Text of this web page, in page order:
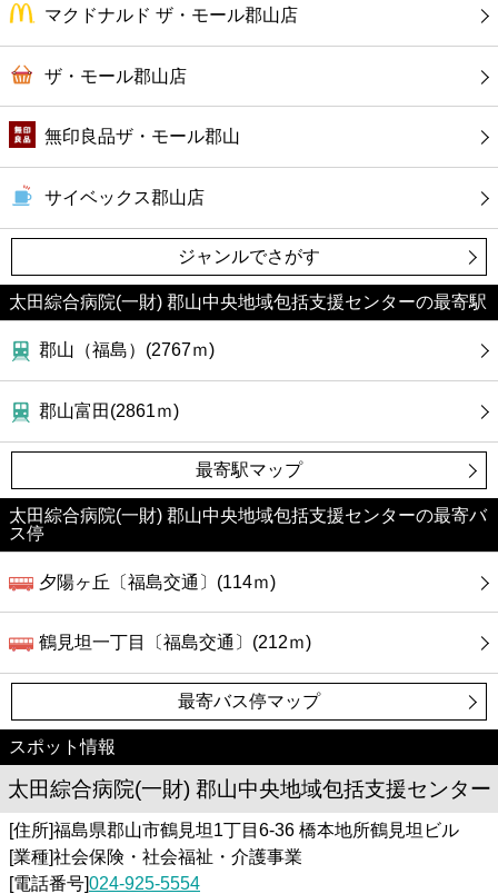
マクドナルド ザ・モール郡山店
ザ・モール郡山店
無印良品ザ・モール郡山
サイベックス郡山店
ジャンルでさがす
太田綜合病院(一財) 郡山中央地域包括支援センターの最寄駅
郡山（福島）(2767ｍ)
郡山富田(2861ｍ)
最寄駅マップ
太田綜合病院(一財) 郡山中央地域包括支援センターの最寄バ
ス停
夕陽ヶ丘〔福島交通〕(114ｍ)
鶴見坦一丁目〔福島交通〕(212ｍ)
最寄バス停マップ
スポット情報
太田綜合病院(一財) 郡山中央地域包括支援センター
[住所]福島県郡山市鶴見坦1丁目6-36 橋本地所鶴見坦ビル
[業種]社会保険・社会福祉・介護事業
[電話番号]024-925-5554